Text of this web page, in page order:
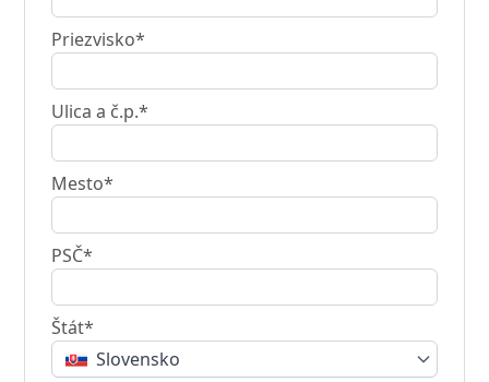
Priezvisko*
Ulica a č.p.*
Mesto*
PSČ*
Štát*
Slovensko